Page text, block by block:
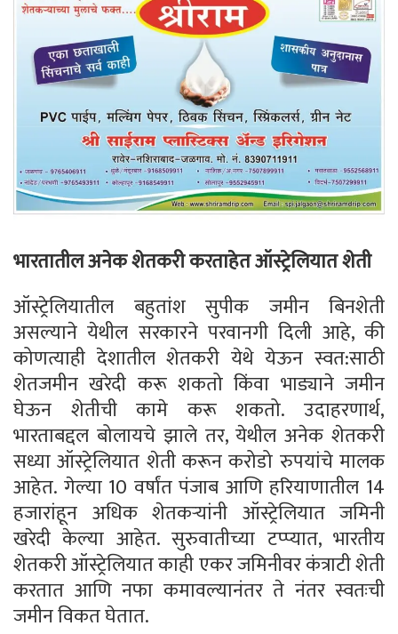
भारतातील अनेक शेतकरी करताहेत ऑस्ट्रेलियात शेती
ऑस्ट्रेलियातील बहुतांश सुपीक जमीन बिनशेती
असल्याने येथील सरकारने परवानगी दिली आहे, की
कोणत्याही देशातील शेतकरी येथे येऊन स्वत:साठी
शेतजमीन खरेदी करू शकतो किंवा भाड्याने जमीन
घेऊन शेतीची कामे करू शकतो. उदाहरणार्थ,
भारताबद्दल बोलायचे झाले तर, येथील अनेक शेतकरी
सध्या ऑस्ट्रेलियात शेती करून करोडो रुपयांचे मालक
आहेत. गेल्या 10 वर्षांत पंजाब आणि हरियाणातील 14
हजारांहून अधिक शेतकर्‍यांनी ऑस्ट्रेलियात जमिनी
खरेदी केल्या आहेत. सुरुवातीच्या टप्प्यात, भारतीय
शेतकरी ऑस्ट्रेलियात काही एकर जमिनीवर कंत्राटी शेती
करतात आणि नफा कमावल्यानंतर ते नंतर स्वतःची
जमीन विकत घेतात.